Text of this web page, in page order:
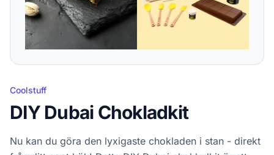
Coolstuff
DIY Dubai Chokladkit
Nu kan du göra den lyxigaste chokladen i stan - direkt